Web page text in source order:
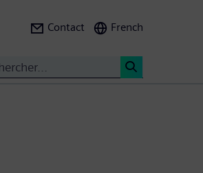
Contact French